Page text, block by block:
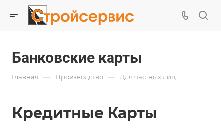
Банковские карты
Главная — Производство — Для частных лиц
Кредитные Карты